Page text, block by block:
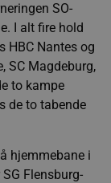
SO-
I alt fire hold
HBC Nantes og
SC Magdeburg,
to kampe
de to tabende
hjemmebane i
Flensburg-